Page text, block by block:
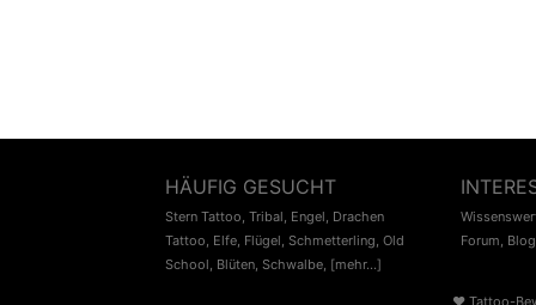
HÄUFIG GESUCHT
Stern Tattoo, Tribal, Engel, Drachen
Tattoo, Elfe, Flügel, Schmetterling, Old
School, Blüten, Schwalbe, [mehr...]
Forum, Blog
♥ Tattoo-